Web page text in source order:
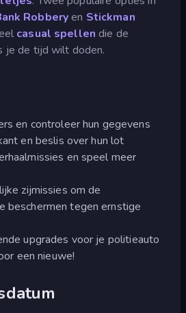
Robberyen Stickman
casual spellen die de
je de tijd wilt doden.
en controleer hun gegevens
en beslis over hun lot
en speel meer
zijmissies om de
beschermen tegen ernstige
upgrades voor je politieauto
een nieuwe!